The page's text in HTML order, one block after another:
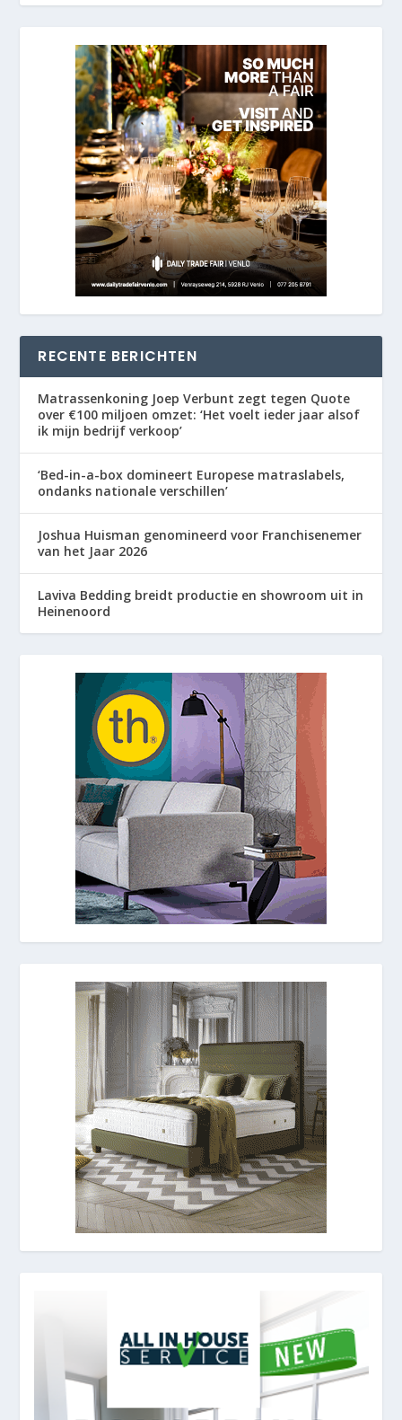
RECENTE BERICHTEN
Matrassenkoning Joep Verbunt zegt tegen Quote
over €100 miljoen omzet: ‘Het voelt ieder jaar alsof
ik mijn bedrijf verkoop’
‘Bed-in-a-box domineert Europese matraslabels,
ondanks nationale verschillen’
Joshua Huisman genomineerd voor Franchisenemer
van het Jaar 2026
Laviva Bedding breidt productie en showroom uit in
Heinenoord